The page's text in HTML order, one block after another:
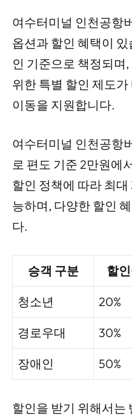
여수터미널 인천공항
옵션과 할인 혜택이
인 기준으로 책정되며
위한 특별 할인 제도
이동을 지원합니다.
여수터미널 인천공항
로 편도 기준 2만원에
할인 정책에 따라 최
능하며, 다양한 할인
다.
승객 구분 할
청소년 20%
경로우대 30%
장애인 50%
할인을 받기 위해서는